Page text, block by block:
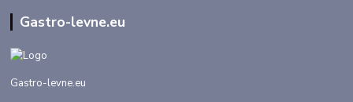
Gastro-levne.eu
Gastro-levne.eu